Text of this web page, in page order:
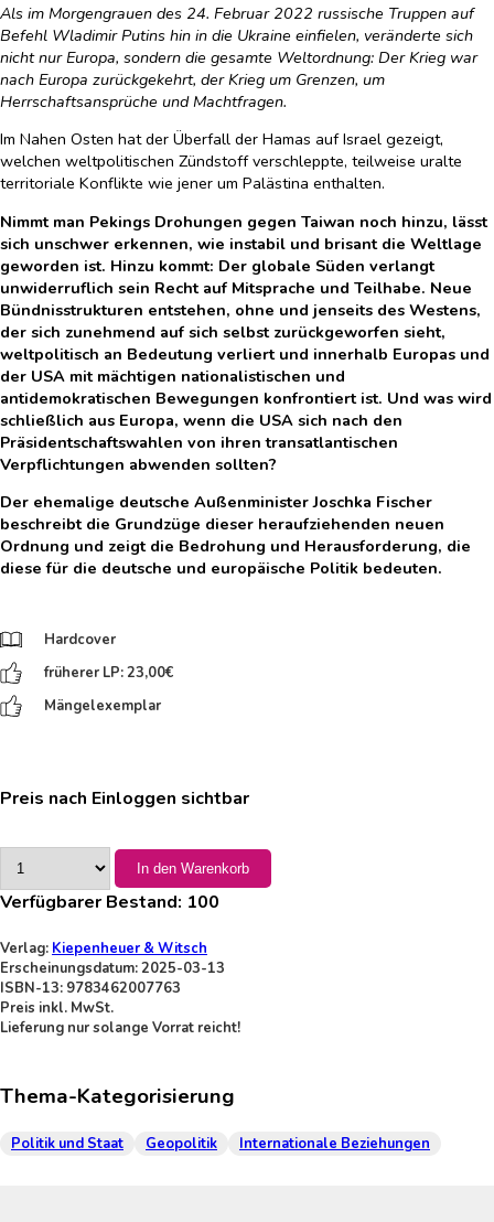
Als im Morgengrauen des 24. Februar 2022 russische Truppen auf
Befehl Wladimir Putins hin in die Ukraine einfielen, veränderte sich
nicht nur Europa, sondern die gesamte Weltordnung: Der Krieg war
nach Europa zurückgekehrt, der Krieg um Grenzen, um
Herrschaftsansprüche und Machtfragen.
Im Nahen Osten hat der Überfall der Hamas auf Israel gezeigt,
welchen weltpolitischen Zündstoff verschleppte, teilweise uralte
territoriale Konflikte wie jener um Palästina enthalten.
Nimmt man Pekings Drohungen gegen Taiwan noch hinzu, lässt
sich unschwer erkennen, wie instabil und brisant die Weltlage
geworden ist. Hinzu kommt: Der globale Süden verlangt
unwiderruflich sein Recht auf Mitsprache und Teilhabe. Neue
Bündnisstrukturen entstehen, ohne und jenseits des Westens,
der sich zunehmend auf sich selbst zurückgeworfen sieht,
weltpolitisch an Bedeutung verliert und innerhalb Europas und
der USA mit mächtigen nationalistischen und
antidemokratischen Bewegungen konfrontiert ist. Und was wird
schließlich aus Europa, wenn die USA sich nach den
Präsidentschaftswahlen von ihren transatlantischen
Verpflichtungen abwenden sollten?
Der ehemalige deutsche Außenminister Joschka Fischer
beschreibt die Grundzüge dieser heraufziehenden neuen
Ordnung und zeigt die Bedrohung und Herausforderung, die
diese für die deutsche und europäische Politik bedeuten.
Hardcover
früherer LP: 23,00€
Mängelexemplar
Preis nach Einloggen sichtbar
In den Warenkorb
Verfügbarer Bestand: 100
Verlag: Kiepenheuer & Witsch
Erscheinungsdatum: 2025-03-13
ISBN-13: 9783462007763
Preis inkl. MwSt.
Lieferung nur solange Vorrat reicht!
Thema-Kategorisierung
Politik und Staat Geopolitik Internationale Beziehungen